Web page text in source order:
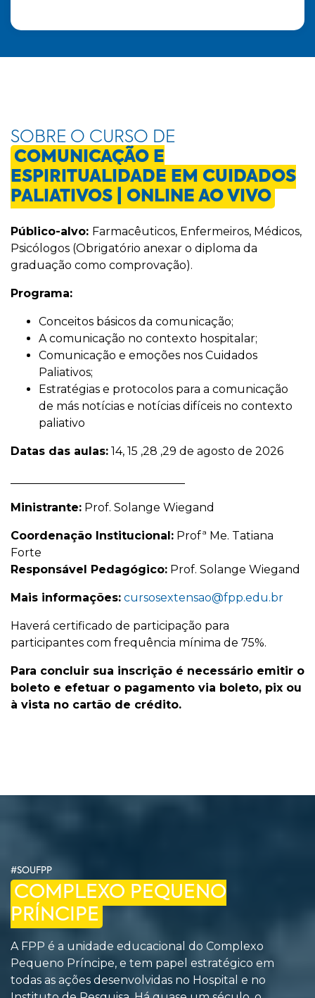
SOBRE O CURSO DE
COMUNICAÇÃO E
ESPIRITUALIDADE EM CUIDADOS
PALIATIVOS | ONLINE AO VIVO
Público-alvo: Farmacêuticos, Enfermeiros, Médicos,
Psicólogos (Obrigatório anexar o diploma da
graduação como comprovação).
Programa:
Conceitos básicos da comunicação;
A comunicação no contexto hospitalar;
Comunicação e emoções nos Cuidados
Paliativos;
Estratégias e protocolos para a comunicação
de más notícias e notícias difíceis no contexto
paliativo
Datas das aulas: 14, 15 ,28 ,29 de agosto de 2026
Ministrante: Prof. Solange Wiegand
Coordenação Institucional: Profª Me. Tatiana
Forte
Responsável Pedagógico: Prof. Solange Wiegand
Mais informações: cursosextensao@fpp.edu.br
Haverá certificado de participação para
participantes com frequência mínima de 75%.
Para concluir sua inscrição é necessário emitir o
boleto e efetuar o pagamento via boleto, pix ou
à vista no cartão de crédito.
#SOUFPP
COMPLEXO PEQUENO
PRÍNCIPE
A FPP é a unidade educacional do Complexo
Pequeno Príncipe, e tem papel estratégico em
todas as ações desenvolvidas no Hospital e no